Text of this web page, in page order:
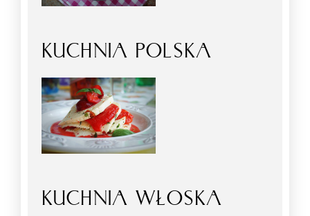
KUCHNIA POLSKA
KUCHNIA WŁOSKA